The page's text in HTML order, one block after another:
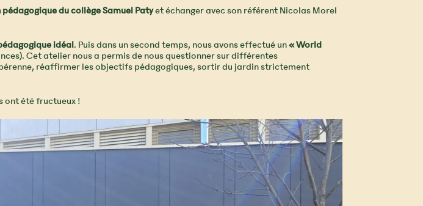
du collège Samuel Patyet échanger avec son référent Nicolas Morel
idéal. Puis dans un second temps, nous avons effectué un« World
Cet atelier nous a permis de nous questionner sur différentes
réaffirmer les objectifs pédagogiques, sortir du jardin strictement
ont été fructueux !